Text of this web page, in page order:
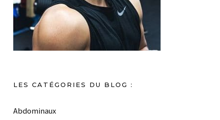
LES CATÉGORIES DU BLOG :
Abdominaux